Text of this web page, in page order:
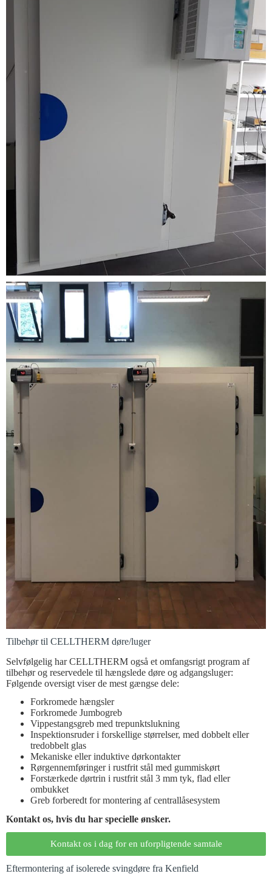
Tilbehør til CELLTHERM døre/luger
Selvfølgelig har CELLTHERM også et omfangsrigt program af
tilbehør og reservedele til hængslede døre og adgangsluger:
Følgende oversigt viser de mest gængse dele:
Forkromede hængsler
Forkromede Jumbogreb
Vippestangsgreb med trepunktslukning
Inspektionsruder i forskellige størrelser, med dobbelt eller
tredobbelt glas
Mekaniske eller induktive dørkontakter
Rørgennemføringer i rustfrit stål med gummiskørt
Forstærkede dørtrin i rustfrit stål 3 mm tyk, flad eller
ombukket
Greb forberedt for montering af centrallåsesystem
Kontakt os, hvis du har specielle ønsker.
Kontakt os i dag for en uforpligtende samtale​
Eftermontering af isolerede svingdøre fra Kenfield